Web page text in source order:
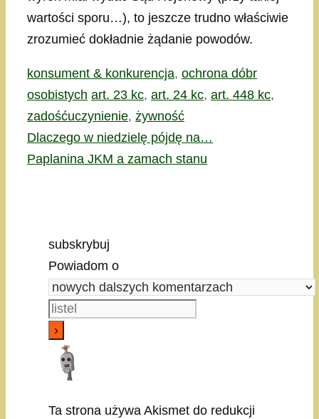
wartości sporu…), to jeszcze trudno właściwie
zrozumieć dokładnie żądanie powodów.
Kategorie
konsument & konkurencja, ochrona dóbr
osobistych Tagi
art. 23 kc, art. 24 kc, art. 448 kc,
zadośćuczynienie, żywność
Dlaczego w niedzielę pójdę na…
Paplanina JKM a zamach stanu
subskrybuj
Powiadom o
Ta strona używa Akismet do redukcji